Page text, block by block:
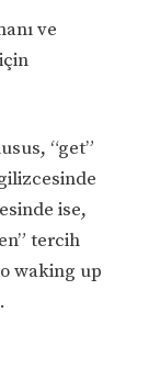
ve
“get”
ise,
tercih
waking up